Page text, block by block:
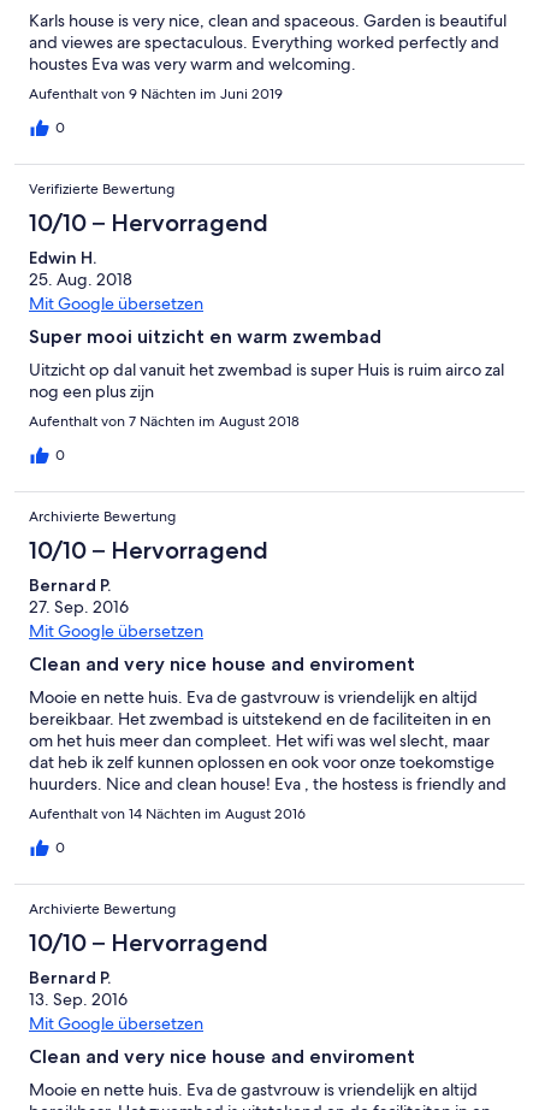
Karls house is very nice, clean and spaceous. Garden is beautiful
and viewes are spectaculous. Everything worked perfectly and
houstes Eva was very warm and welcoming.
Aufenthalt von 9 Nächten im Juni 2019
0
Verifizierte Bewertung
10/10 – Hervorragend
Edwin H.
25. Aug. 2018
Mit Google übersetzen
Super mooi uitzicht en warm zwembad
Uitzicht op dal vanuit het zwembad is super Huis is ruim airco zal
nog een plus zijn
Aufenthalt von 7 Nächten im August 2018
0
Archivierte Bewertung
10/10 – Hervorragend
Bernard P.
27. Sep. 2016
Mit Google übersetzen
Clean and very nice house and enviroment
Mooie en nette huis. Eva de gastvrouw is vriendelijk en altijd
bereikbaar. Het zwembad is uitstekend en de faciliteiten in en
om het huis meer dan compleet. Het wifi was wel slecht, maar
dat heb ik zelf kunnen oplossen en ook voor onze toekomstige
huurders. Nice and clean house! Eva , the hostess is friendly and
always available for questions. The pool is excellent and the
facilities in and around the house are more than complete. The
wifi was bad , but I fix it myself and also for our future renters.
und immer zur Verfügung. Der Pool ist ausgezeichnet und die
Einrichtungen in und um das Haus mehr als komplett. Die Wi-Fi
war schlecht, aber ich habe es selbst reparieren und auch für
unsere zukünftigen Mieter.
Aufenthalt von 14 Nächten im August 2016
0
Archivierte Bewertung
10/10 – Hervorragend
Bernard P.
13. Sep. 2016
Mit Google übersetzen
Clean and very nice house and enviroment
Mooie en nette huis. Eva de gastvrouw is vriendelijk en altijd